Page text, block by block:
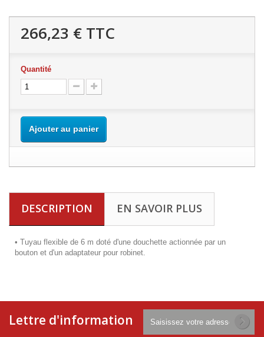
266,23 € TTC
Quantité
Ajouter au panier
DESCRIPTION EN SAVOIR PLUS
• Tuyau flexible de 6 m doté d'une douchette actionnée par un
bouton et d'un adaptateur pour robinet.
Lettre d'information